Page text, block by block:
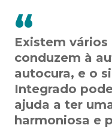
Existem
conduzem à
autocura, e o
Integrado
ajuda a ter
harmoniosa e